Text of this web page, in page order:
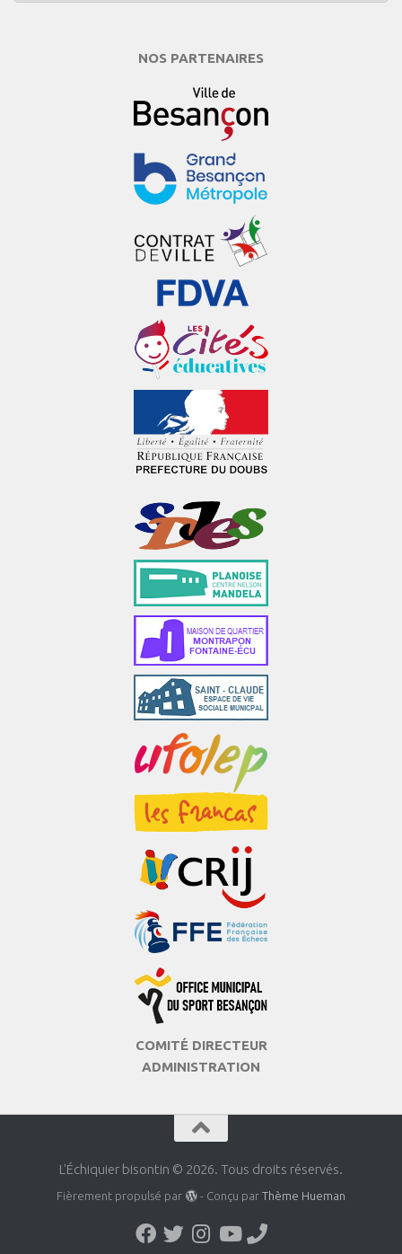
NOS PARTENAIRES
COMITÉ DIRECTEUR
ADMINISTRATION
L'Échiquier bisontin © 2026. Tous droits réservés.
Fièrement propulsé par - Conçu par Thème Hueman